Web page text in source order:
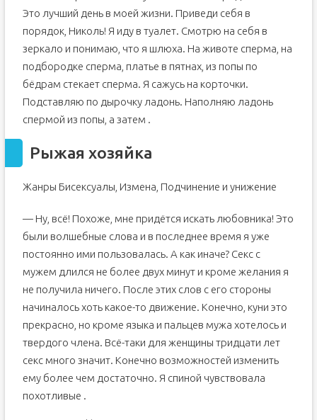
Это лучший день в моей жизни. Приведи себя в
порядок, Николь! Я иду в туалет. Смотрю на себя в
зеркало и понимаю, что я шлюха. На животе сперма, на
подбородке сперма, платье в пятнах, из попы по
бёдрам стекает сперма. Я сажусь на корточки.
Подставляю по дырочку ладонь. Наполняю ладонь
спермой из попы, а затем .
Рыжая хозяйка
Жанры Бисексуалы, Измена, Подчинение и унижение
— Ну, всё! Похоже, мне придётся искать любовника! Это
были волшебные слова и в последнее время я уже
постоянно ими пользовалась. А как иначе? Секс с
мужем длился не более двух минут и кроме желания я
не получила ничего. После этих слов с его стороны
начиналось хоть какое-то движение. Конечно, куни это
прекрасно, но кроме языка и пальцев мужа хотелось и
твердого члена. Всё-таки для женщины тридцати лет
секс много значит. Конечно возможностей изменить
ему более чем достаточно. Я спиной чувствовала
похотливые .